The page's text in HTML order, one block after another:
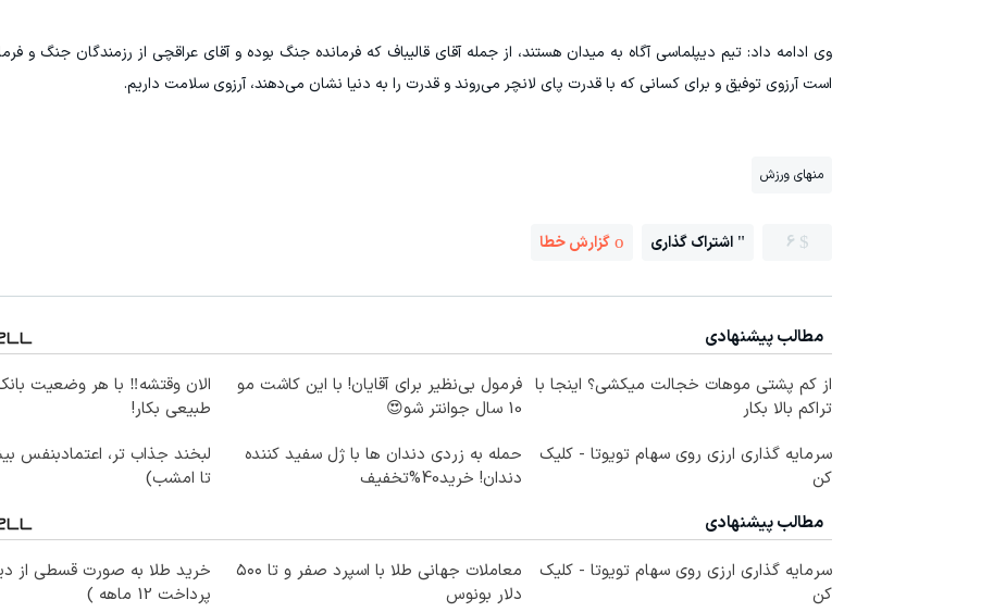
وی ادامه داد: تیم دیپلماسی آگاه به میدان هستند، از جمله آقای قالیباف که فرمانده جنگ بوده و آقای عراقچی از رزمندگان جنگ و
است آرزوی توفیق و برای کسانی که با قدرت پای لانچر می‌روند و قدرت را به دنیا نشان می‌دهند، آرزوی سلامت داریم.
منهای ورزش
6 اشتراک گذاری گزارش خطا
مطالب پیشنهادی
از کم پشتی موهات خجالت میکشی؟ اینجا با
تراکم بالا بکار
فرمول بی‌نظیر برای آقایان! با این کاشت مو
10 سال جوانتر شو😍
الان وقتشه‼️ با هر وضعیت
طبیعی بکار!
سرمایه گذاری ارزی روی سهام تویوتا - کلیک
کن
حمله به زردی دندان ها با ژل سفید کننده
دندان! خرید40%تخفیف
لبخند جذاب تر، اعتمادبنفس
تا امشب)
مطالب پیشنهادی
سرمایه گذاری ارزی روی سهام تویوتا - کلیک
کن
معاملات جهانی طلا با اسپرد صفر و تا ۵۰۰
دلار بونوس
خرید طلا به صورت قسطی از
پرداخت 12 ماهه )